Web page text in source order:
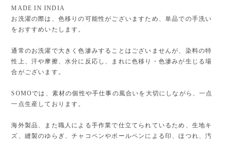
MADE IN INDIA
お洗濯の際は、色移りの可能性がございますため、単品での手洗い
をおすすめいたします。
通常のお洗濯で大きく色滲みすることはございませんが、染料の特
性上、汗や摩擦、水分に反応し、まれに色移り・色滲みが生じる場
合がございます。
SOMOでは、素材の個性や手仕事の風合いを大切にしながら、一点
一点生産しております。
海外製品、また職人による手作業で仕立てられているため、生地キ
ズ、縫製のゆらぎ、チャコペンやボールペンによる印、ほつれ、汚